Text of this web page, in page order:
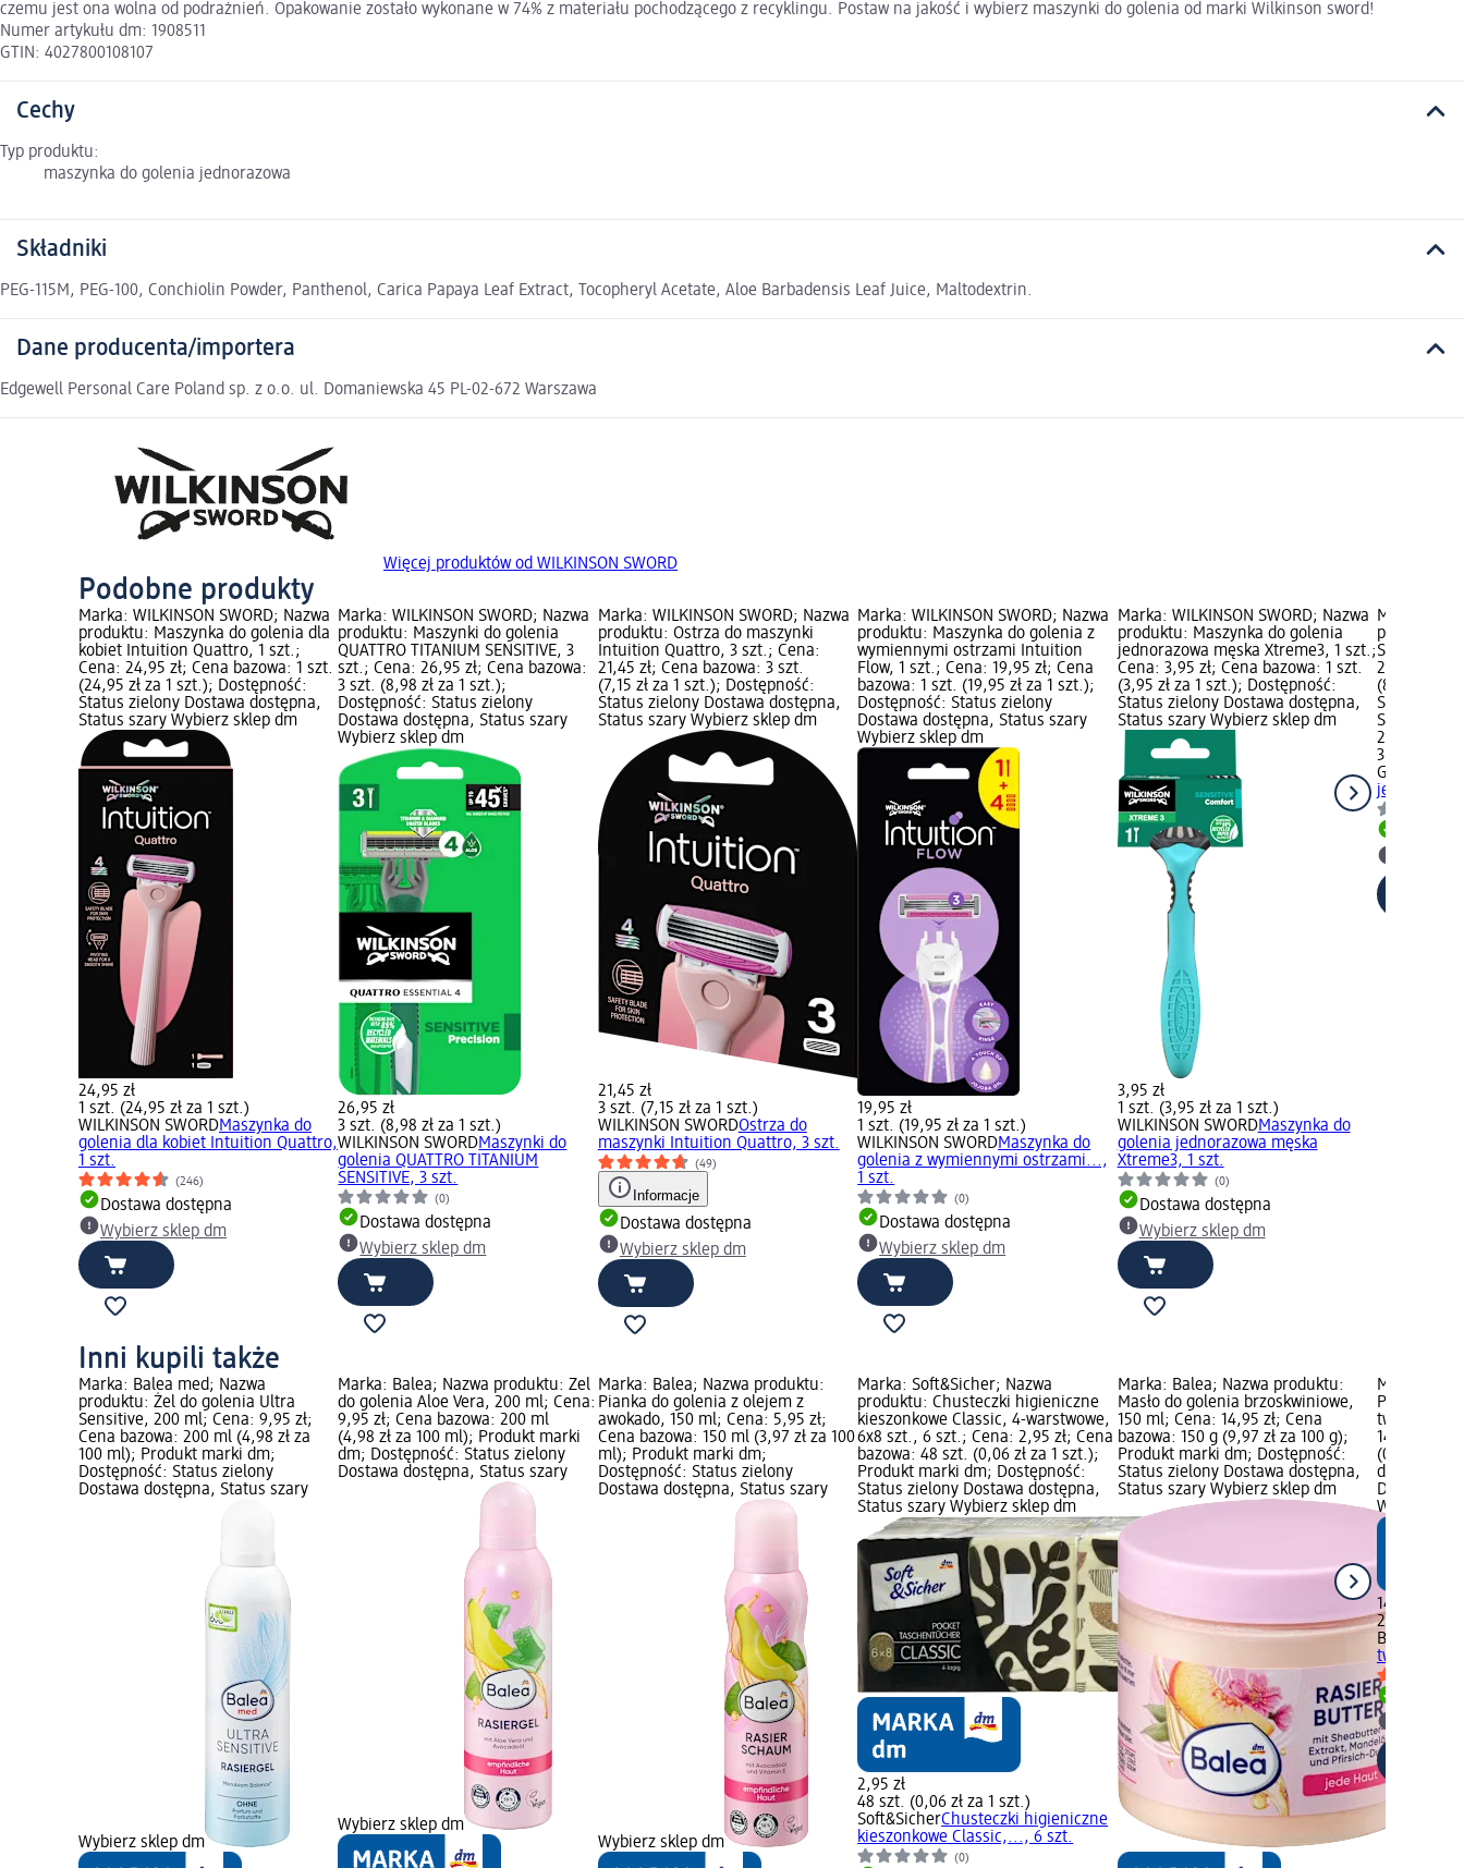
czemu jest ona wolna od podrażnień. Opakowanie zostało wykonane w 74% z materiału pochodzącego z recyklingu. Postaw na jakość i wybierz maszynki do golenia od marki Wilkinson sword!
Numer artykułu dm: 1908511
GTIN: 4027800108107
Cechy
Typ produktu:
maszynka do golenia jednorazowa
Składniki
PEG-115M, PEG-100, Conchiolin Powder, Panthenol, Carica Papaya Leaf Extract, Tocopheryl Acetate, Aloe Barbadensis Leaf Juice, Maltodextrin.
Dane producenta/importera
Edgewell Personal Care Poland sp. z o.o. ul. Domaniewska 45 PL-02-672 Warszawa
Więcej produktów od WILKINSON SWORD
Podobne produkty
Marka: WILKINSON SWORD; Nazwa
produktu: Maszynka do golenia dla
kobiet Intuition Quattro, 1 szt.;
Cena: 24,95 zł; Cena bazowa: 1 szt.
(24,95 zł za 1 szt.); Dostępność:
Status zielony Dostawa dostępna,
Status szary Wybierz sklep dm
24,95 zł
1 szt. (24,95 zł za 1 szt.)
WILKINSON SWORDMaszynka do
golenia dla kobiet Intuition Quattro,
1 szt.
(246)
Dostawa dostępna
Wybierz sklep dm
Marka: WILKINSON SWORD; Nazwa
produktu: Maszynki do golenia
QUATTRO TITANIUM SENSITIVE, 3
szt.; Cena: 26,95 zł; Cena bazowa:
3 szt. (8,98 zł za 1 szt.);
Dostępność: Status zielony
Dostawa dostępna, Status szary
Wybierz sklep dm
26,95 zł
3 szt. (8,98 zł za 1 szt.)
WILKINSON SWORDMaszynki do
golenia QUATTRO TITANIUM
SENSITIVE, 3 szt.
(0)
Dostawa dostępna
Wybierz sklep dm
Marka: WILKINSON SWORD; Nazwa
produktu: Ostrza do maszynki
Intuition Quattro, 3 szt.; Cena:
21,45 zł; Cena bazowa: 3 szt.
(7,15 zł za 1 szt.); Dostępność:
Status zielony Dostawa dostępna,
Status szary Wybierz sklep dm
21,45 zł
3 szt. (7,15 zł za 1 szt.)
WILKINSON SWORDOstrza do
maszynki Intuition Quattro, 3 szt.
(49)
Informacje
Dostawa dostępna
Wybierz sklep dm
Marka: WILKINSON SWORD; Nazwa
produktu: Maszynka do golenia z
wymiennymi ostrzami Intuition
Flow, 1 szt.; Cena: 19,95 zł; Cena
bazowa: 1 szt. (19,95 zł za 1 szt.);
Dostępność: Status zielony
Dostawa dostępna, Status szary
Wybierz sklep dm
19,95 zł
1 szt. (19,95 zł za 1 szt.)
WILKINSON SWORDMaszynka do
golenia z wymiennymi ostrzami...,
1 szt.
(0)
Dostawa dostępna
Wybierz sklep dm
Marka: WILKINSON SWORD; Nazwa
produktu: Maszynka do golenia
jednorazowa męska Xtreme3, 1 szt.;
Cena: 3,95 zł; Cena bazowa: 1 szt.
(3,95 zł za 1 szt.); Dostępność:
Status zielony Dostawa dostępna,
Status szary Wybierz sklep dm
3,95 zł
1 szt. (3,95 zł za 1 szt.)
WILKINSON SWORDMaszynka do
golenia jednorazowa męska
Xtreme3, 1 szt.
(0)
Dostawa dostępna
Wybierz sklep dm
Marka:
produktu:
Smooth
24,95 zł;
(8,32 zł za
Status
Status
24,95 zł
3 szt. (8,32
Gillette
Inni kupili także
Marka: Balea med; Nazwa
produktu: Żel do golenia Ultra
Sensitive, 200 ml; Cena: 9,95 zł;
Cena bazowa: 200 ml (4,98 zł za
100 ml); Produkt marki dm;
Dostępność: Status zielony
Dostawa dostępna, Status szary
Wybierz sklep dm
Marka: Balea; Nazwa produktu: Żel
do golenia Aloe Vera, 200 ml; Cena:
9,95 zł; Cena bazowa: 200 ml
(4,98 zł za 100 ml); Produkt marki
dm; Dostępność: Status zielony
Dostawa dostępna, Status szary
Wybierz sklep dm
Marka: Balea; Nazwa produktu:
Pianka do golenia z olejem z
awokado, 150 ml; Cena: 5,95 zł;
Cena bazowa: 150 ml (3,97 zł za 100
ml); Produkt marki dm;
Dostępność: Status zielony
Dostawa dostępna, Status szary
Wybierz sklep dm
Marka: Soft&Sicher; Nazwa
produktu: Chusteczki higieniczne
kieszonkowe Classic, 4-warstwowe,
6x8 szt., 6 szt.; Cena: 2,95 zł; Cena
bazowa: 48 szt. (0,06 zł za 1 szt.);
Produkt marki dm; Dostępność:
Status zielony Dostawa dostępna,
Status szary Wybierz sklep dm
2,95 zł
48 szt. (0,06 zł za 1 szt.)
Soft&SicherChusteczki higieniczne
kieszonkowe Classic,..., 6 szt.
(0)
Marka: Balea; Nazwa produktu:
Masło do golenia brzoskwiniowe,
150 ml; Cena: 14,95 zł; Cena
bazowa: 150 g (9,97 zł za 100 g);
Produkt marki dm; Dostępność:
Status zielony Dostawa dostępna,
Status szary Wybierz sklep dm
Marka:
Plastry z
twarzy na
14,95 zł;
(0,75 zł za
dm;
Dostawa
Wybierz
14,95 zł
20 szt.
Balea
twarzy na